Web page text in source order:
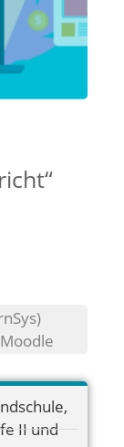
,
II und